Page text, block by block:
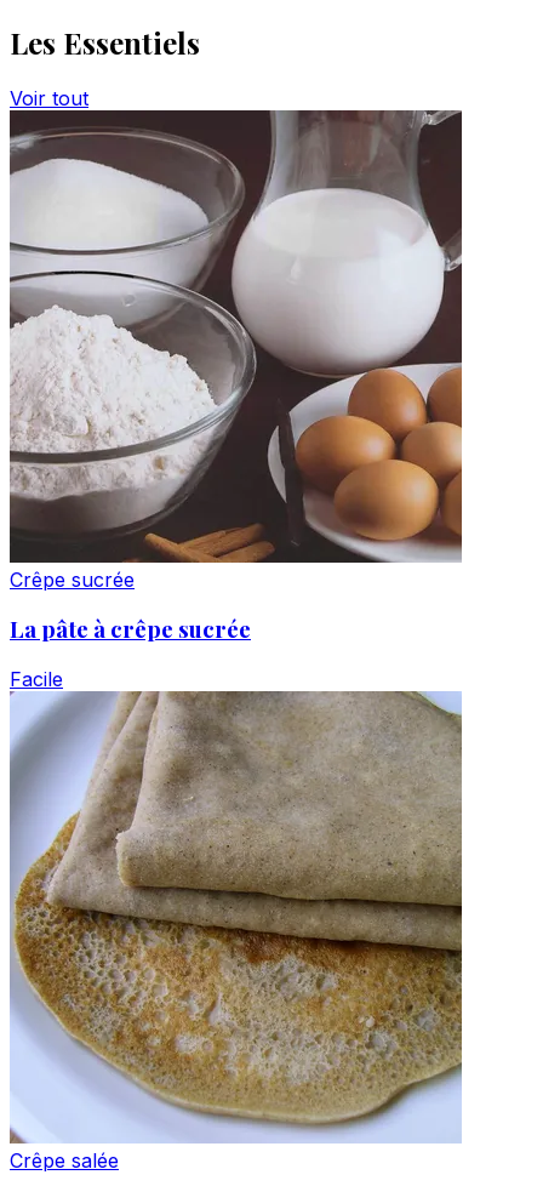
Les Essentiels
Voir tout
Crêpe sucrée
La pâte à crêpe sucrée
Facile
Crêpe salée